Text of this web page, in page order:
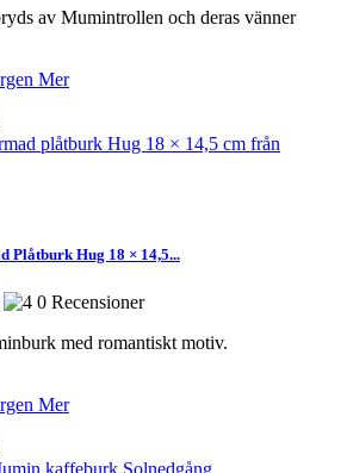
av Mumintrollen och deras vänner
Mer
Plåtburk Hug 18 × 14,5...
0 Recensioner
med romantiskt motiv.
Mer